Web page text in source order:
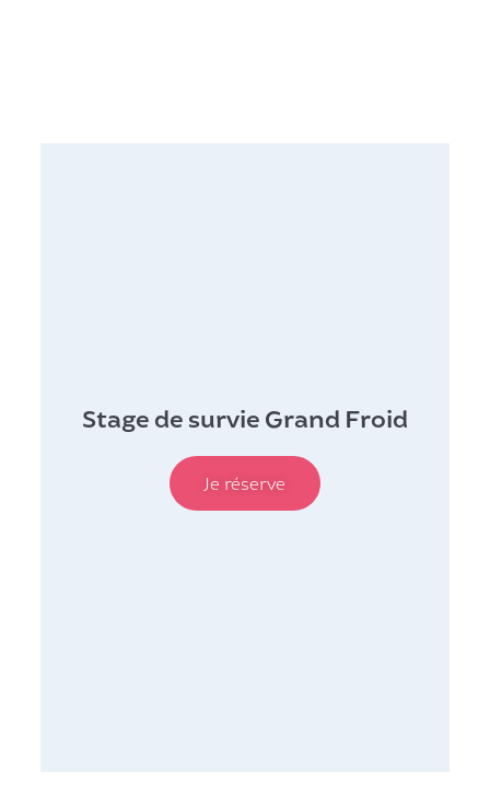
Stage de survie Grand Froid
Je réserve